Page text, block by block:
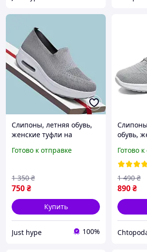
Слипоны, летняя обувь,
женские туфли на
мокасины размер 38,
Готово к отправке
750₴
1 350 ₴
Купить
Just hype 100%
обувь,
серые
Готово
890₴
1 490 ₴